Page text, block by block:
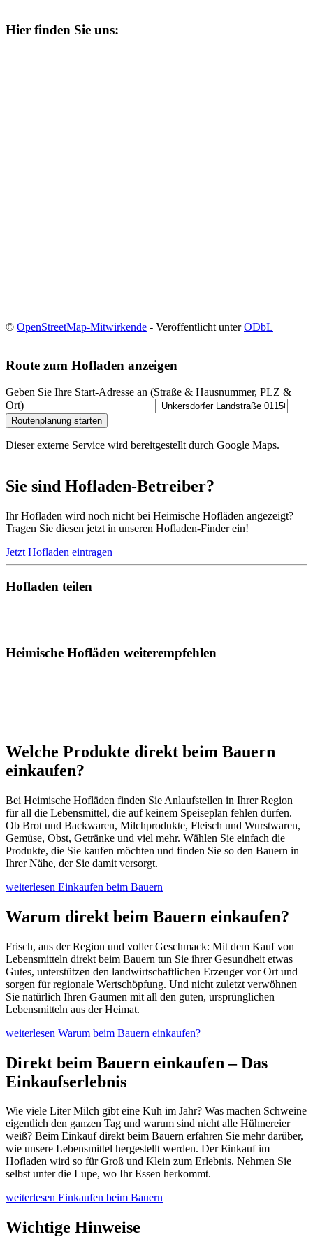
Hier finden Sie uns:
© OpenStreetMap-Mitwirkende - Veröffentlicht unterODbL
Route zum Hofladen anzeigen
Geben Sie Ihre Start-Adresse an (Straße & Hausnummer, PLZ &
Ort)
Routenplanung starten
Dieser externe Service wird bereitgestellt durch Google Maps.
Sie sind Hofladen-Betreiber?
Ihr Hofladen wird noch nicht bei Heimische Hofläden angezeigt?
Tragen Sie diesen jetzt in unseren Hofladen-Finder ein!
Jetzt Hofladen eintragen
Hofladen teilen
Heimische Hofläden weiterempfehlen
Welche Produkte direkt beim Bauern
einkaufen?
Bei Heimische Hofläden finden Sie Anlaufstellen in Ihrer Region
für all die Lebensmittel, die auf keinem Speiseplan fehlen dürfen.
Ob Brot und Backwaren, Milchprodukte, Fleisch und Wurstwaren,
Gemüse, Obst, Getränke und viel mehr. Wählen Sie einfach die
Produkte, die Sie kaufen möchten und finden Sie so den Bauern in
Ihrer Nähe, der Sie damit versorgt.
weiterlesen Einkaufen beim Bauern
Warum direkt beim Bauern einkaufen?
Frisch, aus der Region und voller Geschmack: Mit dem Kauf von
Lebensmitteln direkt beim Bauern tun Sie ihrer Gesundheit etwas
Gutes, unterstützen den landwirtschaftlichen Erzeuger vor Ort und
sorgen für regionale Wertschöpfung. Und nicht zuletzt verwöhnen
Sie natürlich Ihren Gaumen mit all den guten, ursprünglichen
Lebensmitteln aus der Heimat.
weiterlesen Warum beim Bauern einkaufen?
Direkt beim Bauern einkaufen – Das
Einkaufserlebnis
Wie viele Liter Milch gibt eine Kuh im Jahr? Was machen Schweine
eigentlich den ganzen Tag und warum sind nicht alle Hühnereier
weiß? Beim Einkauf direkt beim Bauern erfahren Sie mehr darüber,
wie unsere Lebensmittel hergestellt werden. Der Einkauf im
Hofladen wird so für Groß und Klein zum Erlebnis. Nehmen Sie
selbst unter die Lupe, wo Ihr Essen herkommt.
weiterlesen Einkaufen beim Bauern
Wichtige Hinweise